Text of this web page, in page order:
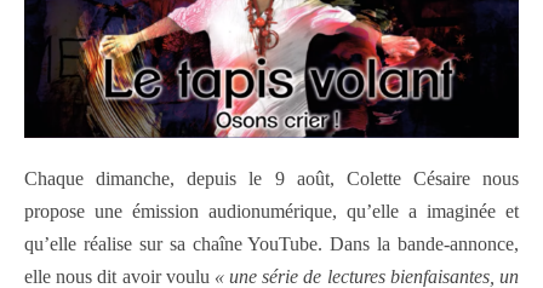
Chaque dimanche, depuis le 9 août, Colette Césaire nous
propose une émission audionumérique, qu’elle a imaginée et
qu’elle réalise sur sa chaîne YouTube. Dans la bande-annonce,
elle nous dit avoir voulu « une série de lectures bienfaisantes, un